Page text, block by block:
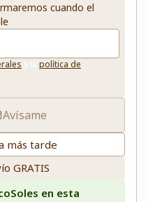
cuando el
y la política de
Avísame
más tarde
GRATIS
en esta